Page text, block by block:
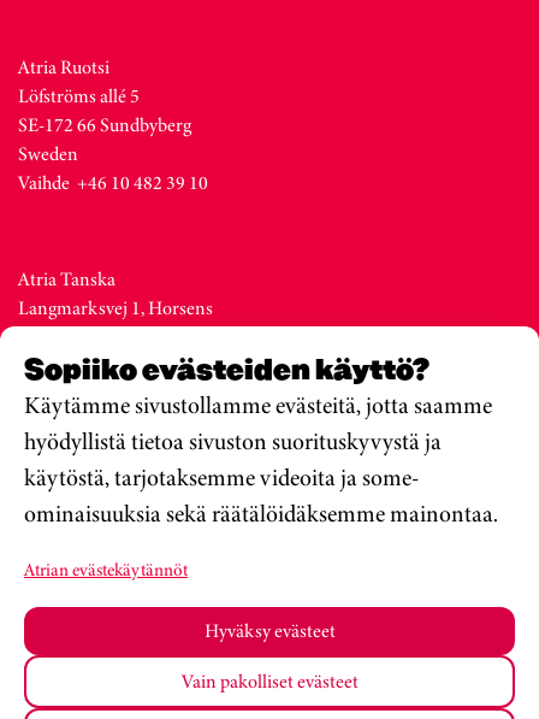
Sopiiko evästeiden käyttö?
Käytämme sivustollamme evästeitä, jotta saamme
hyödyllistä tietoa sivuston suorituskyvystä ja
käytöstä, tarjotaksemme videoita ja some-
ominaisuuksia sekä räätälöidäksemme mainontaa.
Atrian evästekäytännöt
Hyväksy evästeet
Vain pakolliset evästeet
Atria Ruotsi
Löfströms allé 5
SE-172 66 Sundbyberg
Sweden
Vaihde +46 10 482 39 10
Atria Tanska
Langmarksvej 1, Horsens
Denmark
Vaihde +45 76 28 25 00
Atria Viro
Metsa str. 19, Valga
Estonia
Vaihde +372 76 79 900